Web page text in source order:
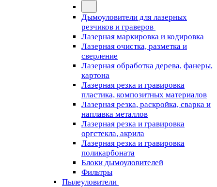
Дымоуловители для лазерных
резчиков и граверов
Лазерная маркировка и кодировка
Лазерная очистка, разметка и
сверление
Лазерная обработка дерева, фанеры,
картона
Лазерная резка и гравировка
пластика, композитных материалов
Лазерная резка, раскройка, сварка и
наплавка металлов
Лазерная резка и гравировка
оргстекла, акрила
Лазерная резка и гравировка
поликарбоната
Блоки дымоуловителей
Фильтры
Пылеуловители